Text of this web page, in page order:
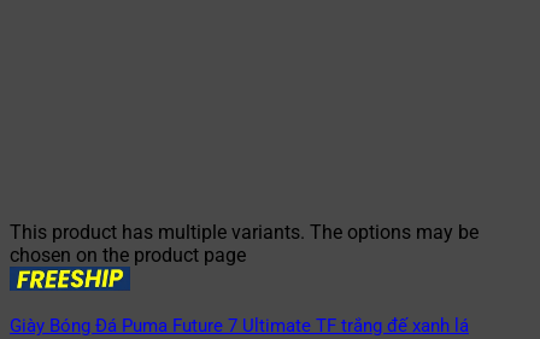
This product has multiple variants. The options may be
chosen on the product page
Giày Bóng Đá Puma Future 7 Ultimate TF trắng đế xanh lá